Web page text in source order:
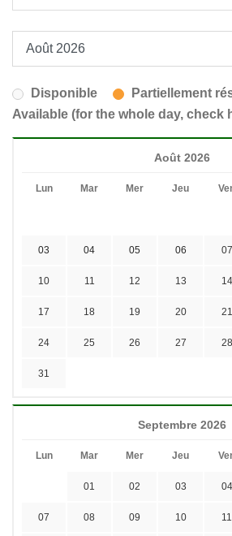
Disponible Partiellement
Available (for the whole day, check
Août 2026
Lun Mar Mer Jeu
03 04 05 06 07
10 11 12 13 14
17 18 19 20 21
24 25 26 27 28
31
Septembre 2026
Lun Mar Mer Jeu
01 02 03 04
07 08 09 10 11